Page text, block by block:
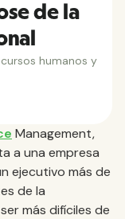
de la
humanos y
Management,
a una empresa
ejecutivo más de
de la
más difíciles de